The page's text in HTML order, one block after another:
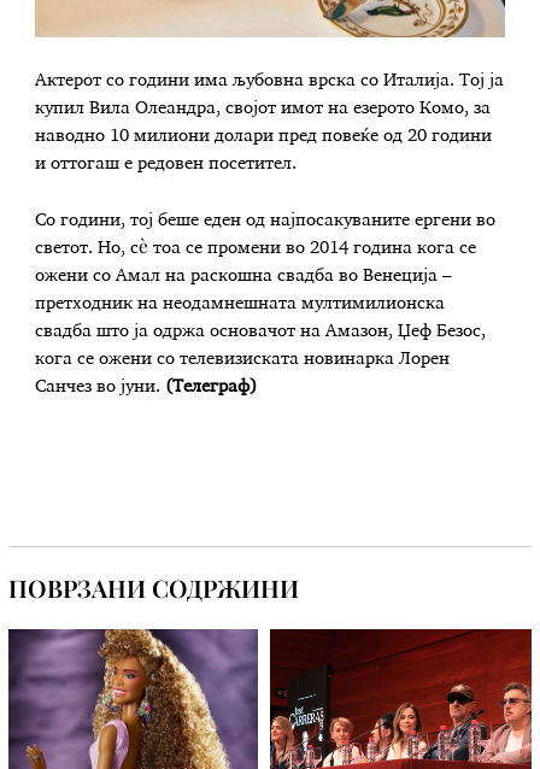
Актерот со години има љубовна врска со Италија. Тој ја
купил Вила Олеандра, својот имот на езерото Комо, за
наводно 10 милиони долари пред повеќе од 20 години
и оттогаш е редовен посетител.
Со години, тој беше еден од најпосакуваните ергени во
светот. Но, сè тоа се промени во 2014 година кога се
ожени со Амал на раскошна свадба во Венеција –
претходник на неодамнешната мултимилионска
свадба што ја одржа основачот на Амазон, Џеф Безос,
кога се ожени со телевизиската новинарка Лорен
Санчез во јуни. (Телеграф)
ПОВРЗАНИ СОДРЖИНИ